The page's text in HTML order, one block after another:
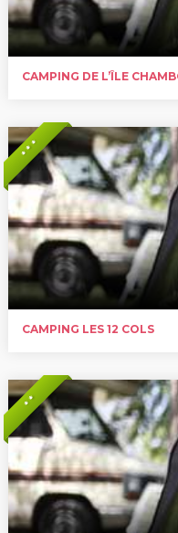
CAMPING DE L’ÎLE
* * *
CAMPING LES 12 COLS
* *